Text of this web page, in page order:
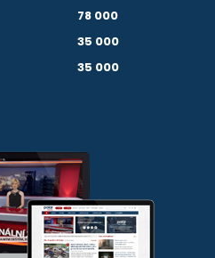
78 000
35 000
35 000